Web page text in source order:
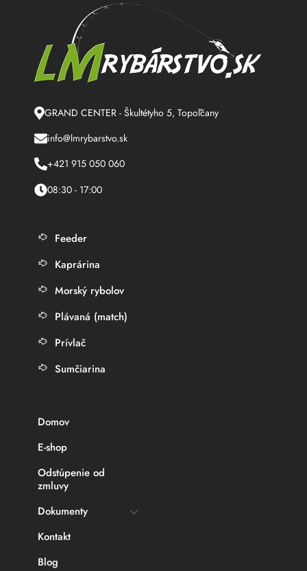
GRAND CENTER - Škultétyho 5, Topoľčany
info@lmrybarstvo.sk
+421 915 050 060
08:30 - 17:00
Feeder
Kaprárina
Morský rybolov
Plávaná (match)
Prívlač
Sumčiarina
Domov
E-shop
Odstúpenie od
zmluvy
Dokumenty
Kontakt
Blog